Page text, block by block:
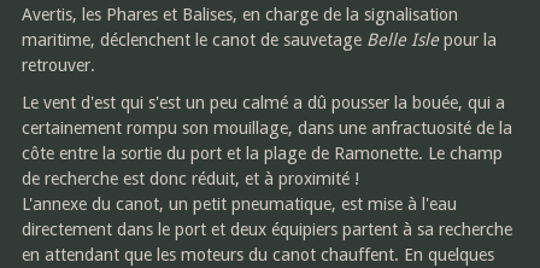
Avertis, les Phares et Balises, en charge de la signalisation
maritime, déclenchent le canot de sauvetage Belle Islepour la
retrouver.
Le vent d'est qui s'est un peu calmé a dû pousser la bouée, qui a
certainement rompu son mouillage, dans une anfractuosité de la
côte entre la sortie du port et la plage de Ramonette. Le champ
de recherche est donc réduit, et à proximité !
L'annexe du canot, un petit pneumatique, est mise à l'eau
directement dans le port et deux équipiers partent à sa recherche
en attendant que les moteurs du canot chauffent. En quelques